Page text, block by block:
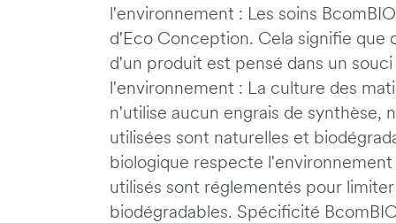
l'environnement : Les soins
d'Eco Conception. Cela signifie
d'un produit est pensé dans un
l'environnement : La culture des
n'utilise aucun engrais de synthèse,
utilisées sont naturelles et
biologique respecte
utilisés sont réglementés pour
biodégradables. Spécificité